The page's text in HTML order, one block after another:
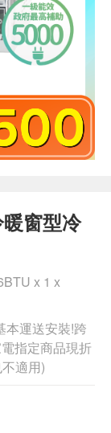
窗型冷
x 1 x
本運送安裝!跨
指定商品現折
適用)